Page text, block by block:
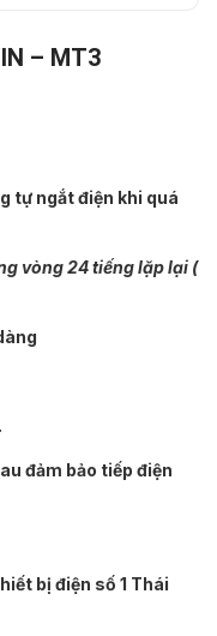
– MT3
tự ngắt điện khi quá
vòng 24 tiếng lặp lại (
đảm bảo tiếp điện
bị điện số 1 Thái